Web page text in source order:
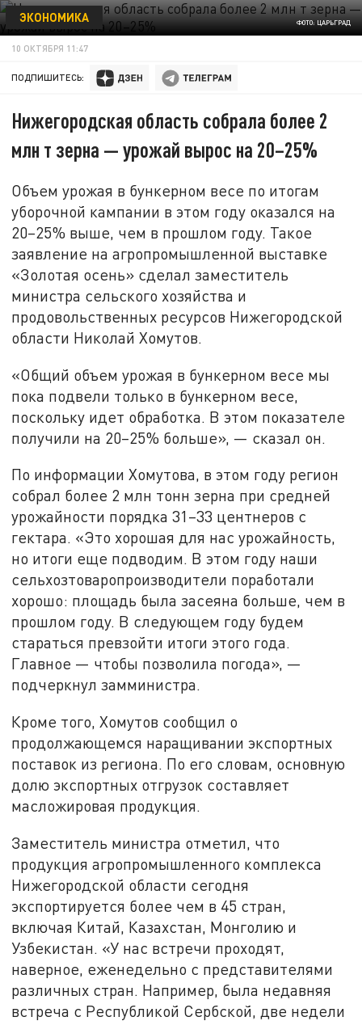
ФОТО: ЦАРЬГРАД
ЭКОНОМИКА
10 ОКТЯБРЯ 11:47
ПОДПИШИТЕСЬ:
Нижегородская область собрала более 2
млн т зерна — урожай вырос на 20–25%
Объем урожая в бункерном весе по итогам
уборочной кампании в этом году оказался на
20–25% выше, чем в прошлом году. Такое
заявление на агропромышленной выставке
«Золотая осень» сделал заместитель
министра сельского хозяйства и
продовольственных ресурсов Нижегородской
области Николай Хомутов.
«Общий объем урожая в бункерном весе мы
пока подвели только в бункерном весе,
поскольку идет обработка. В этом показателе
получили на 20–25% больше», — сказал он.
По информации Хомутова, в этом году регион
собрал более 2 млн тонн зерна при средней
урожайности порядка 31–33 центнеров с
гектара. «Это хорошая для нас урожайность,
но итоги еще подводим. В этом году наши
сельхозтоваропроизводители поработали
хорошо: площадь была засеяна больше, чем в
прошлом году. В следующем году будем
стараться превзойти итоги этого года.
Главное — чтобы позволила погода», —
подчеркнул замминистра.
Кроме того, Хомутов сообщил о
продолжающемся наращивании экспортных
поставок из региона. По его словам, основную
долю экспортных отгрузок составляет
масложировая продукция.
Заместитель министра отметил, что
продукция агропромышленного комплекса
Нижегородской области сегодня
экспортируется более чем в 45 стран,
включая Китай, Казахстан, Монголию и
Узбекистан. «У нас встречи проходят,
наверное, еженедельно с представителями
различных стран. Например, была недавняя
встреча с Республикой Сербской, две недели